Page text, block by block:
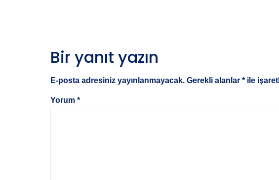
Bir yanıt yazın
E-posta adresiniz yayınlanmayacak. Gerekli alanlar * ile
Yorum *